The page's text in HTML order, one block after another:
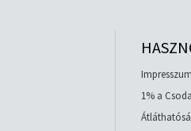
Impresszum
1% a